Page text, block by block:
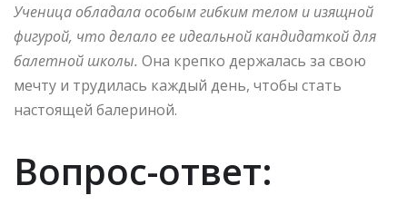
Ученица обладала особым гибким телом и изящной
фигурой, что делало ее идеальной кандидаткой для
балетной школы. Она крепко держалась за свою
мечту и трудилась каждый день, чтобы стать
настоящей балериной.
Вопрос-ответ: